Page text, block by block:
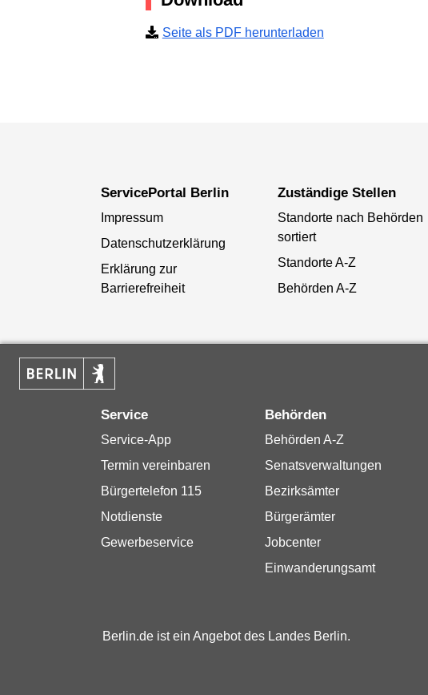
Seite als PDF herunterladen
ServicePortal Berlin
Impressum
Datenschutzerklärung
Erklärung zur
Barrierefreiheit
Zuständige Stellen
Standorte nach Behörden
sortiert
Standorte A-Z
Behörden A-Z
Service
Service-App
Termin vereinbaren
Bürgertelefon 115
Notdienste
Gewerbeservice
Behörden
Behörden A-Z
Senatsverwaltungen
Bezirksämter
Bürgerämter
Jobcenter
Einwanderungsamt
Berlin.de ist ein Angebot des Landes Berlin.